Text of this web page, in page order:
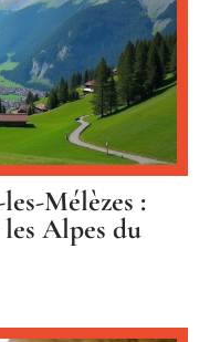
Mélèzes :
Alpes du